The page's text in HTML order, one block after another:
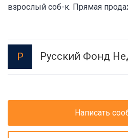
взрослый соб-к. Прямая
Р Русский Фонд
Написать